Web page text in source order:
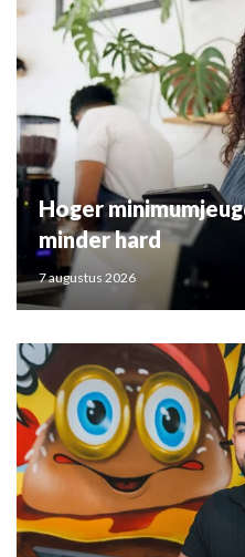
Hoger
minder hard
7 augustus 2026